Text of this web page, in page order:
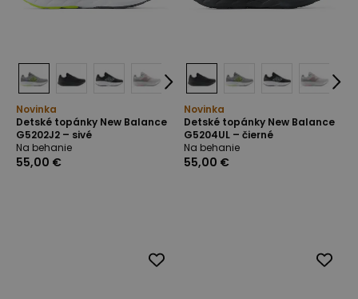
Novinka
Detské topánky New Balance
G5202J2 – sivé
Na behanie
55,00 €
Novinka
Detské topánky New Balance
G5204UL – čierné
Na behanie
55,00 €